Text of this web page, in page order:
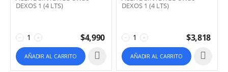
DEXOS 1 (4 LTS)
+
− $4,990
AÑADIR AL CARRITO
DEXOS 1 (4 LTS)
+
− $3,818
AÑADIR AL CARRITO